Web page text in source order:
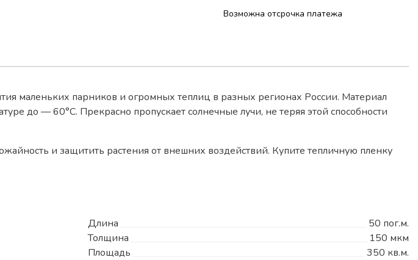
Возможна отсрочка платежа
маленьких парников и огромных теплиц в разных регионах России. Материал
до — 60°С. Прекрасно пропускает солнечные лучи, не теряя этой способности
и защитить растения от внешних воздействий. Купите тепличную пленку
Длина
50 пог.м.
Толщина
150 мкм
Площадь 350 кв.м.